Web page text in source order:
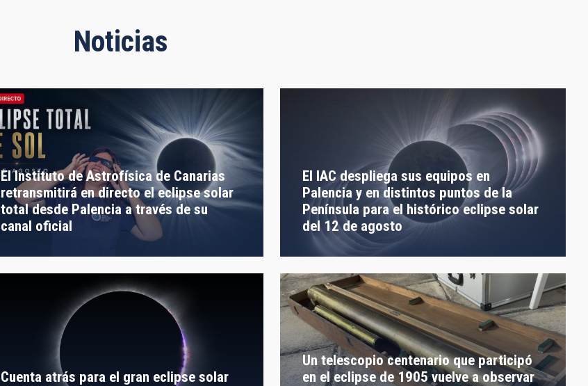
Noticias
El Instituto de Astrofísica de Canarias
retransmitirá en directo el eclipse solar
total desde Palencia a través de su
canal oficial
El IAC despliega sus equipos en
Palencia y en distintos puntos de la
Península para el histórico eclipse solar
del 12 de agosto
Cuenta atrás para el gran eclipse solar
Un telescopio centenario que participó
en el eclipse de 1905 vuelve a observar